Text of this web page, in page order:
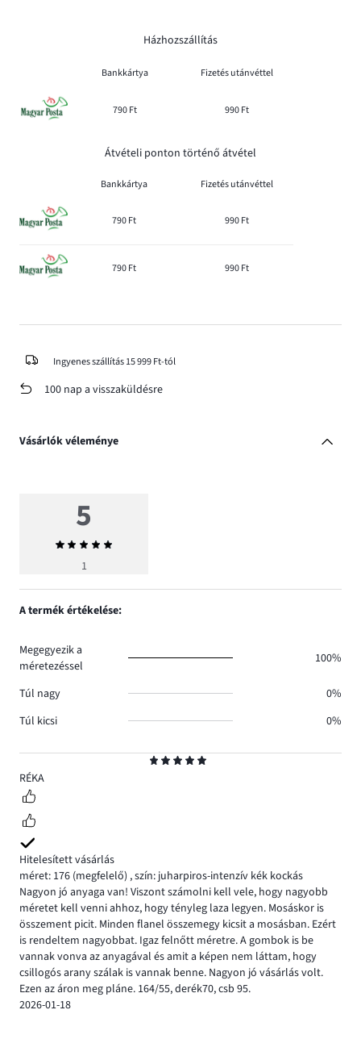
Házhozszállítás
Bankkártya Fizetés utánvéttel
790 Ft 990 Ft
Átvételi ponton történő átvétel
Bankkártya Fizetés utánvéttel
790 Ft 990 Ft
790 Ft 990 Ft
Ingyenes szállítás 15 999 Ft-tól
100 nap a visszaküldésre
Vásárlók véleménye
5
RÉKA
Hitelesített vásárlás
méret: 176 (megfelelő) ,szín: juharpiros-intenzív kék kockás
Nagyon jó anyaga van! Viszont számolni kell vele, hogy nagyobb
méretet kell venni ahhoz, hogy tényleg laza legyen. Mosáskor is
összement picit. Minden flanel összemegy kicsit a mosásban. Ezért
is rendeltem nagyobbat. Igaz felnőtt méretre. A gombok is be
vannak vonva az anyagával és amit a képen nem láttam, hogy
csillogós arany szálak is vannak benne. Nagyon jó vásárlás volt.
Ezen az áron meg pláne. 164/55, derék70, csb 95.
2026-01-18
5
Átlagos
értékelés
1
A termék értékelése:
Megegyezik a
méretezéssel
100%
Túl nagy
0%
Túl kicsi
0%